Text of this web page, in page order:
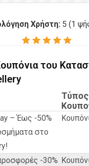
Χρήστη: 5 (1
του
Τύπος
– Έως -50%
στο
-30%